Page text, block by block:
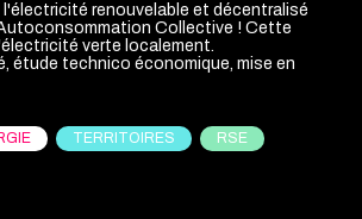
renouvelable et décentralisé
Collective ! Cette
verte localement.
étude technico économique, mise en
TERRITOIRES
RSE